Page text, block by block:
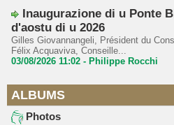
Inaugurazione di u Ponte
d'aostu di u 2026
Gilles Giovannangeli, Président du
Félix Acquaviva, Conseille...
03/08/2026 11:02 - Philippe Rocchi
ALBUMS
Photos